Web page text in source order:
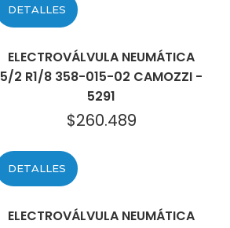
DETALLES
ELECTROVÁLVULA NEUMÁTICA
5/2 R1/8 358-015-02 CAMOZZI -
5291
$260.489
DETALLES
ELECTROVÁLVULA NEUMÁTICA